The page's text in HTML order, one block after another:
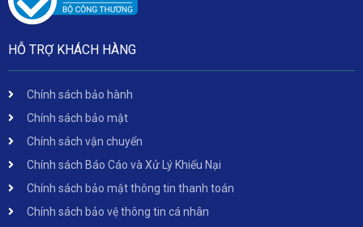
HỖ TRỢ KHÁCH HÀNG
Chính sách bảo hành
Chính sách bảo mật
Chính sách vận chuyển
Chính sách Báo Cáo và Xử Lý Khiếu Nại
Chính sách bảo mật thông tin thanh toán
Chính sách bảo vệ thông tin cá nhân